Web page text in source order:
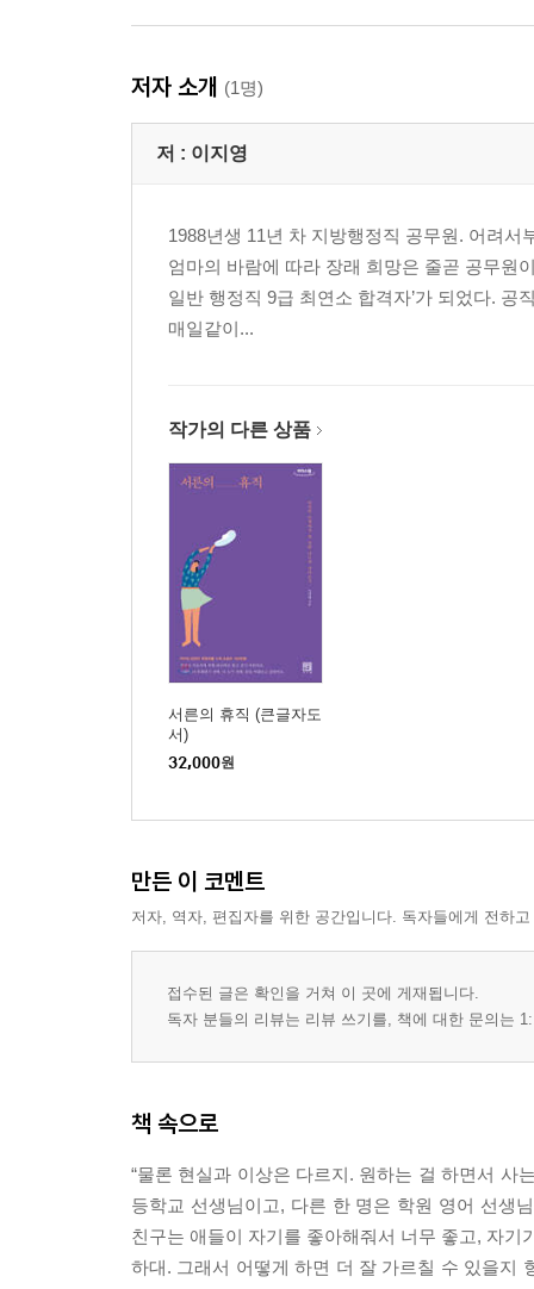
저자 소개 (1명)
저 : 이지영
1988년생 11년 차 지방행정직 공무원. 어려서
엄마의 바람에 따라 장래 희망은 줄곧 공무원
일반 행정직 9급 최연소 합격자’가 되었다. 공
매일같이...
작가의 다른 상품
서른의 휴직 (큰글자도
서)
32,000원
만든 이 코멘트
저자, 역자, 편집자를 위한 공간입니다. 독자들에게 전하
접수된 글은 확인을 거쳐 이 곳에 게재됩니다.
독자 분들의 리뷰는 리뷰 쓰기를, 책에 대한 문의는
책 속으로
“물론 현실과 이상은 다르지. 원하는 걸 하면서 사
등학교 선생님이고, 다른 한 명은 학원 영어 선생
친구는 애들이 자기를 좋아해줘서 너무 좋고, 자
하대. 그래서 어떻게 하면 더 잘 가르칠 수 있을지